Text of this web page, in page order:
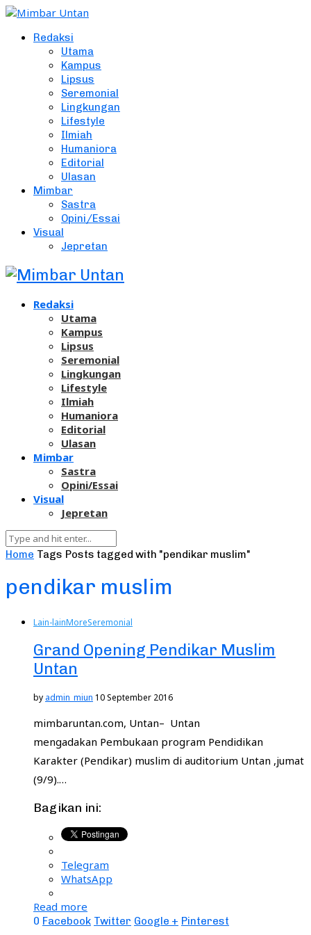
Redaksi
Utama
Kampus
Lipsus
Seremonial
Lingkungan
Lifestyle
Ilmiah
Humaniora
Editorial
Ulasan
Mimbar
Sastra
Opini/Essai
Visual
Jepretan
Redaksi
Utama
Kampus
Lipsus
Seremonial
Lingkungan
Lifestyle
Ilmiah
Humaniora
Editorial
Ulasan
Mimbar
Sastra
Opini/Essai
Visual
Jepretan
Home Tags Posts tagged with "pendikar muslim"
pendikar muslim
Lain-lainMoreSeremonial
Grand Opening Pendikar Muslim
Untan
by admin_miun 10 September 2016
mimbaruntan.com, Untan– Untan
mengadakan Pembukaan program Pendidikan
Karakter (Pendikar) muslim di auditorium Untan ,jumat
(9/9).…
Bagikan ini:
Telegram
WhatsApp
Read more
0 Facebook Twitter Google + Pinterest